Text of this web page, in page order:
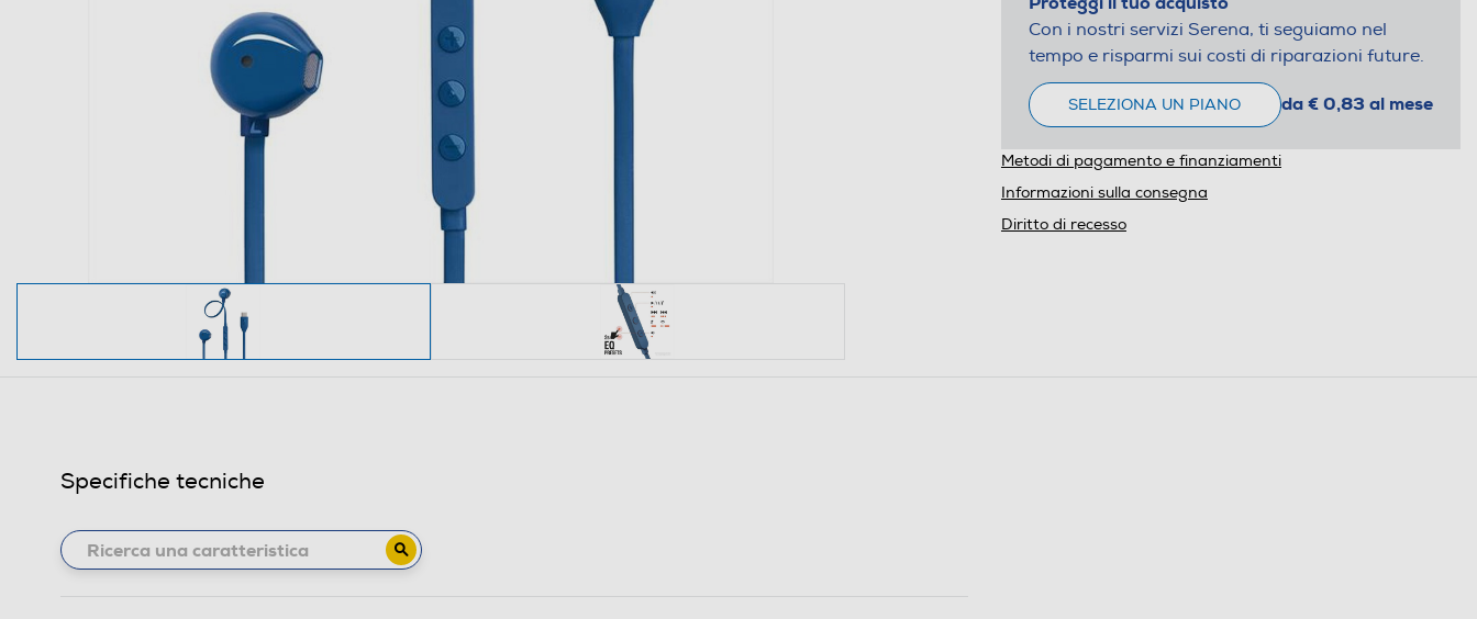
Con i nostri servizi Serena, ti seguiamo nel
tempo e risparmi sui costi di riparazioni future.
SELEZIONA UN PIANO da € 0,83 al mese
Metodi di pagamento e finanziamenti
Informazioni sulla consegna
Diritto di recesso
Specifiche tecniche